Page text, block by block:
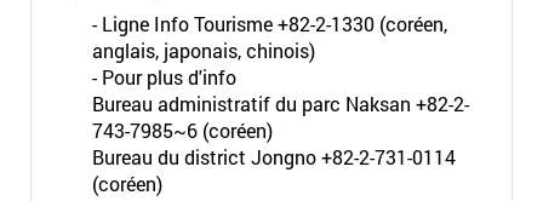
- Ligne Info Tourisme +82-2-1330 (coréen,
anglais, japonais, chinois)
- Pour plus d'info
Bureau administratif du parc Naksan +82-2-
743-7985~6 (coréen)
Bureau du district Jongno +82-2-731-0114
(coréen)